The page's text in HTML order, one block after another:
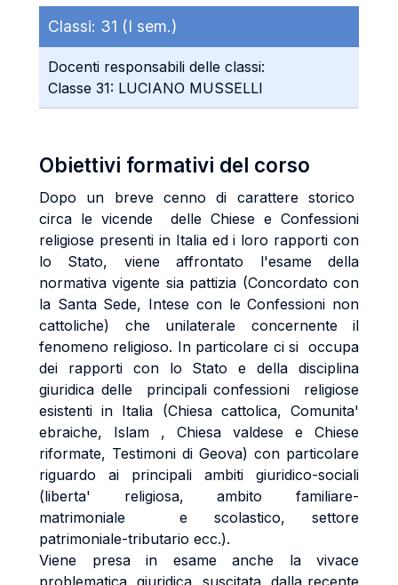
Classi: 31 (I sem.)
Docenti responsabili delle classi:
Classe 31: LUCIANO MUSSELLI
Obiettivi formativi del corso
Dopo un breve cenno di carattere storico
circa le vicende delle Chiese e Confessioni
religiose presenti in Italia ed i loro rapporti con
lo Stato, viene affrontato l'esame della
normativa vigente sia pattizia (Concordato con
la Santa Sede, Intese con le Confessioni non
cattoliche) che unilaterale concernente il
fenomeno religioso. In particolare ci si occupa
dei rapporti con lo Stato e della disciplina
giuridica delle principali confessioni religiose
esistenti in Italia (Chiesa cattolica, Comunita'
ebraiche, Islam , Chiesa valdese e Chiese
riformate, Testimoni di Geova) con particolare
riguardo ai principali ambiti giuridico-sociali
(liberta' religiosa, ambito familiare-
matrimoniale e scolastico, settore
patrimoniale-tributario ecc.).
Viene presa in esame anche la vivace
problematica giuridica suscitata dalla recente